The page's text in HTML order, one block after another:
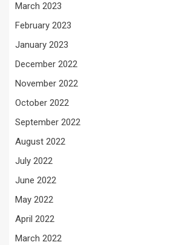
March 2023
February 2023
January 2023
December 2022
November 2022
October 2022
September 2022
August 2022
July 2022
June 2022
May 2022
April 2022
March 2022